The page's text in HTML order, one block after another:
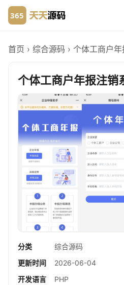
首页 › 综合源码 › 个体工商户
个体工商户年报注销
分类
综合源码
更新时间
2026-06-04
开发语言
PHP